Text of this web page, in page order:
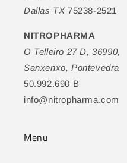
Dallas TX 75238-2521
NITROPHARMA
O Telleiro 27 D, 36990,
Sanxenxo, Pontevedra
50.992.690 B
info@nitropharma.com
Menu